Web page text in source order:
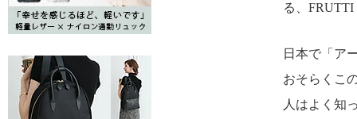
る、
日本で「ア
おそらくこ
人はよく知